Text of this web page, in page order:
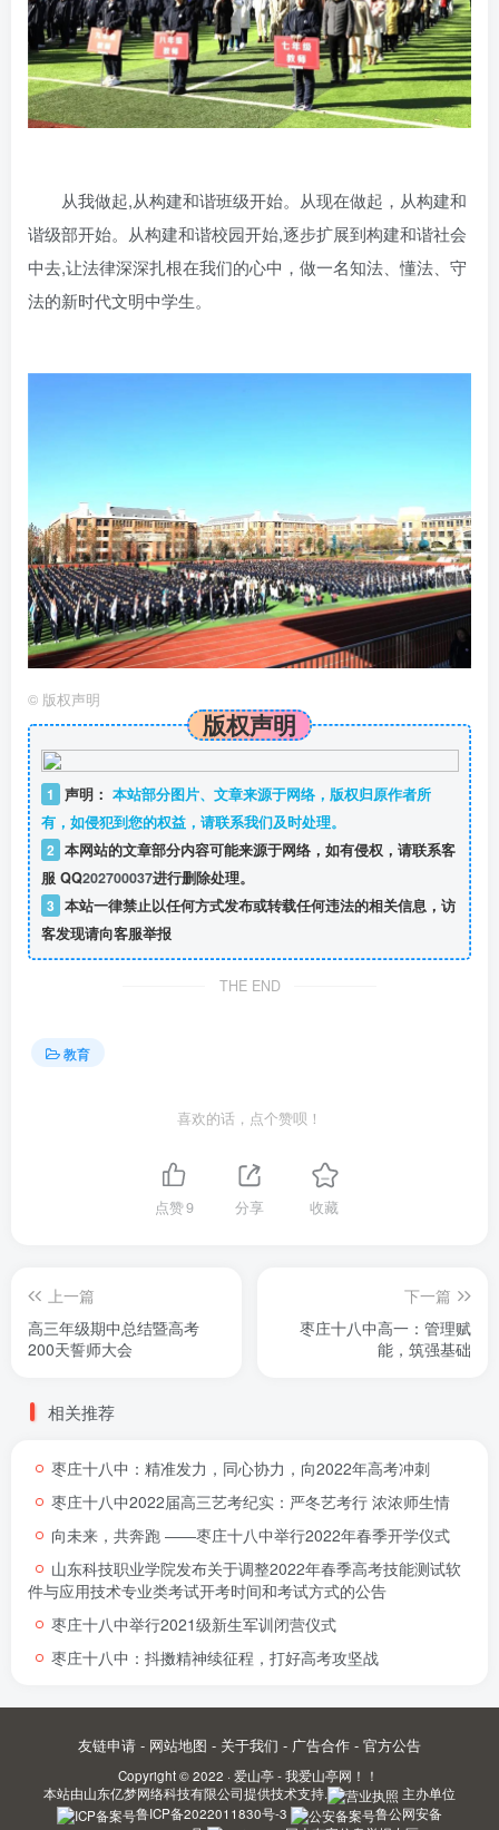
从我做起,从构建和谐班级开始。从现在做起，从构建和
谐级部开始。从构建和谐校园开始,逐步扩展到构建和谐社会
中去,让法律深深扎根在我们的心中，做一名知法、懂法、守
法的新时代文明中学生。
© 版权声明
版权声明
1 声明： 本站部分图片、文章来源于网络，版权归原作者所
有，如侵犯到您的权益，请联系我们及时处理。
2 本网站的文章部分内容可能来源于网络，如有侵权，请联系客
服 QQ202700037进行删除处理。
3 本站一律禁止以任何方式发布或转载任何违法的相关信息，访
客发现请向客服举报
THE END
教育
喜欢的话，点个赞呗！
点赞9 分享 收藏
上一篇
高三年级期中总结暨高考
200天誓师大会
下一篇
枣庄十八中高一：管理赋
能，筑强基础
相关推荐
枣庄十八中：精准发力，同心协力，向2022年高考冲刺
枣庄十八中2022届高三艺考纪实：严冬艺考行 浓浓师生情
向未来，共奔跑 ――枣庄十八中举行2022年春季开学仪式
山东科技职业学院发布关于调整2022年春季高考技能测试软
件与应用技术专业类考试开考时间和考试方式的公告
枣庄十八中举行2021级新生军训闭营仪式
枣庄十八中：抖擞精神续征程，打好高考攻坚战
友链申请 - 网站地图 - 关于我们 - 广告合作 - 官方公告
Copyright © 2022 · 爱山亭 - 我爱山亭网！！
本站由山东亿梦网络科技有限公司提供技术支持.
主办单位
鲁ICP备2022011830号-3
鲁公网安备